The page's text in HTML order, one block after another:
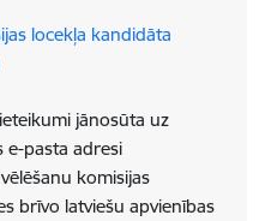
locekļa kandidāta
jānosūta uz
e-pasta adresi
komisijas
brīvo latviešu apvienības